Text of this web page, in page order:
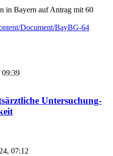
in Bayern auf Antrag mit 60
Document/BayBG-64
09:39
Untersuchung-
07:12